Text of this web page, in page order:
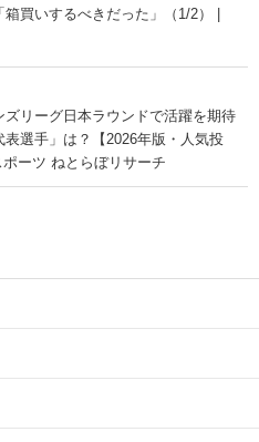
買いするべきだった」（1/2） |
ズリーグ日本ラウンドで活躍を期待
選手」は？【2026年版・人気投
ーツ ねとらぼリサーチ